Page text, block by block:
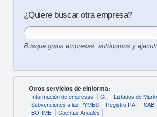
¿Quiere buscar otra empresa?
Busque gratis empresas, autónomos y
Otros servicios de eInforma:
Información de empresas Cif
Listados de
Subvenciones a las PYMES
Registro RAI SABI
BORME
Cuentas Anuales